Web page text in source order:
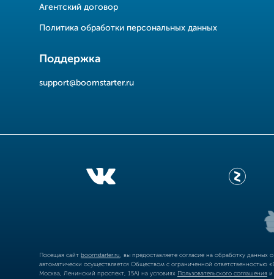
Агентский договор
Политика обработки персональных данных
Поддержка
support@boomstarter.ru
Посещая сайт boomstarter.ru , вы предоставляете согласие на обработку
автоматически осуществляется Обществом с ограниченной
Москва, Ленинский проспект, 15А) на условиях Пользовательского соглашения и